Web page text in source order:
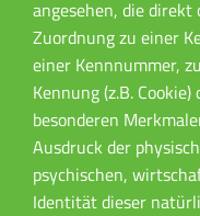
angesehen, die
Zuordnung zu einer
einer Kennnummer,
Kennung (z.B.
besonderen
Ausdruck der
psychischen,
Identität dieser